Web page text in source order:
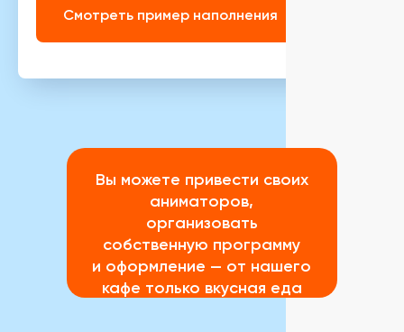
Смотреть пример наполнения
Вы можете привести своих
аниматоров,
организовать
собственную программу
и оформление — от нашего
кафе только вкусная еда